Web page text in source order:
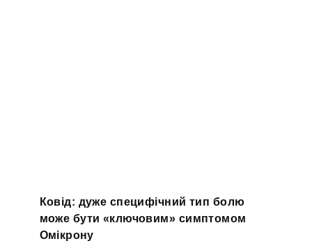
Ковід: дуже специфічний тип болю
може бути «ключовим» симптомом
Омікрону